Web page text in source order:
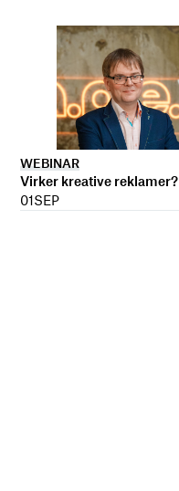
WEBINAR
Virker kreative reklamer?
01SEP